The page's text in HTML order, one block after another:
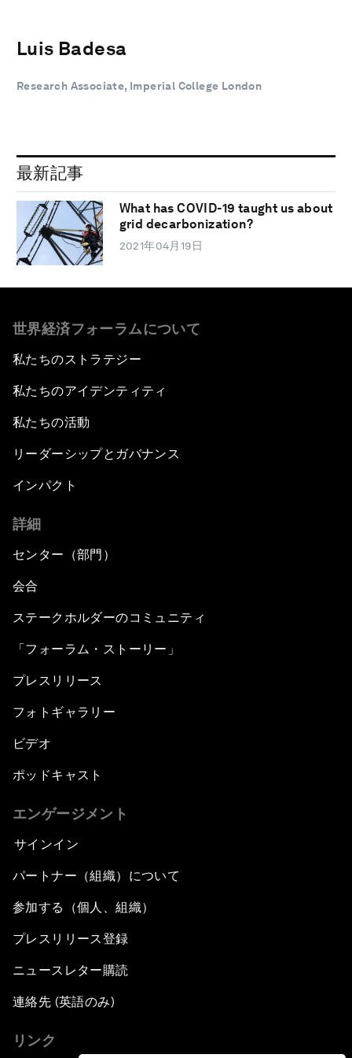
Luis Badesa
Research Associate, Imperial College London
最新記事
What has COVID-19 taught us about
grid decarbonization?
2021年04月19日
世界経済フォーラムについて
私たちのストラテジー
私たちのアイデンティティ
私たちの活動
リーダーシップとガバナンス
インパクト
詳細
センター（部門）
会合
ステークホルダーのコミュニティ
「フォーラム・ストーリー」
プレスリリース
フォトギャラリー
ビデオ
ポッドキャスト
エンゲージメント
サインイン
パートナー（組織）について
参加する（個人、組織）
プレスリリース登録
ニュースレター購読
連絡先 (英語のみ)
リンク